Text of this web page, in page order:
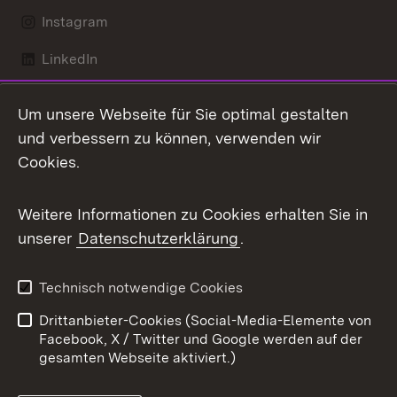
Instagram
LinkedIn
X / Twitter
Youtube
Kontakt
Datenschutz
Barrierefreiheit
Impressum
Cookies
Um unsere Webseite für Sie optimal gestalten
und verbessern zu können, verwenden wir
Cookies.
Weitere Informationen zu Cookies erhalten Sie in
unserer Datenschutzerklärung.
Technisch notwendige Cookies
Drittanbieter-Cookies (Social-Media-Elemente von
Facebook, X / Twitter und Google werden auf der
gesamten Webseite aktiviert.)